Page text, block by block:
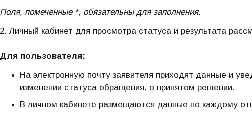
Поля, помеченные *, обязательны для заполнения.
2. Личный кабинет для просмотра статуса и результата
Для пользователя:
На электронную почту заявителя приходят данные и
изменении статуса обращения, о принятом решении.
В личном кабинете размещаются данные по каждому